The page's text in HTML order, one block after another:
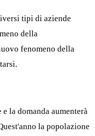
tipi di aziende
della
fenomeno della
la domanda aumenterà
la popolazione